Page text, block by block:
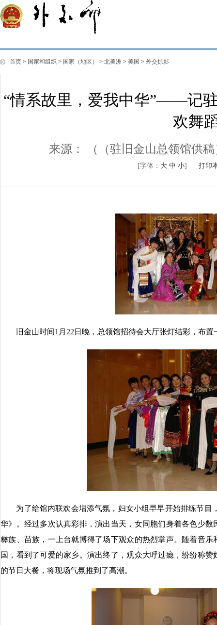
首页 > 国家和组织 > 国家（地区） > 北美洲 > 美国 > 外交掠影
“情系故里，爱我中华”——记
欢舞
来源： （（驻旧金山总领馆供
[字体： 大 中 小] 打印
旧金山时间1月22日晚，总领馆招待会大厅张灯结彩，布置
为了给馆内联欢会增添气氛，妇女小组早早开始排练节目
华》。经过多次认真彩排，演出当天，女同胞们身着各色少
彝族、苗族，一上台就博得了场下观众的热烈掌声。随着音
国，看到了可爱的家乡。演出终了，观众大呼过瘾，纷纷称
的节日大餐，将现场气氛推到了高潮。